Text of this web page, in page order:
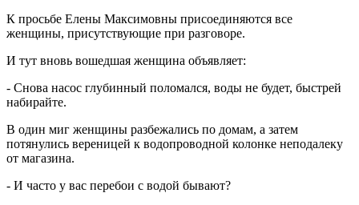
К просьбе Елены Максимовны присоединяются все
женщины, присутствующие при разговоре.
И тут вновь вошедшая женщина объявляет:
- Снова насос глубинный поломался, воды не будет, быстрей
набирайте.
В один миг женщины разбежались по домам, а затем
потянулись вереницей к водопроводной колонке неподалеку
от магазина.
- И часто у вас перебои с водой бывают?